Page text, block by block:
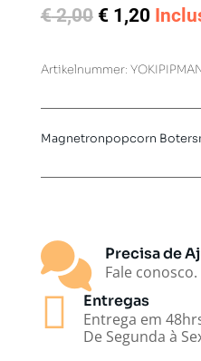
€2,00
€ 2,00.
€1,20
€
Artikelnummer:
Magnetronpopcorn
 Precisa de
Fale conosco.
 Entregas
Entrega em
De Segunda à